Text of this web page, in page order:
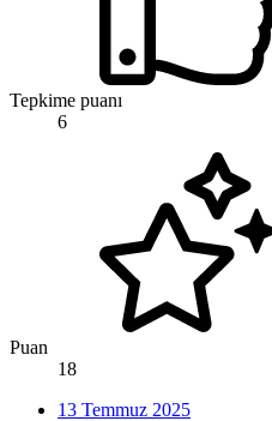
Tepkime puanı
6
Puan
18
13 Temmuz 2025